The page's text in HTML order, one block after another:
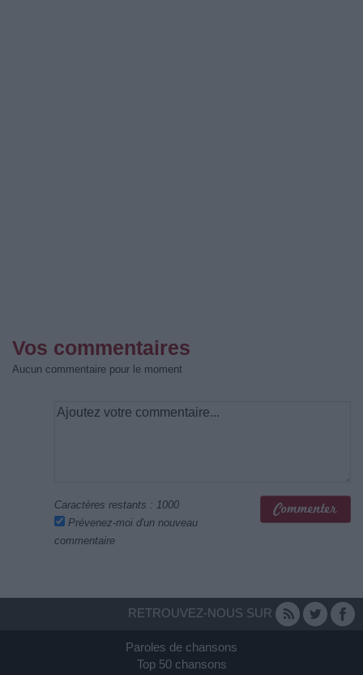
Vos commentaires
Aucun commentaire pour le moment
Caractères restants : 1000
Prévenez-moi d'un nouveau
commentaire
RETROUVEZ-NOUS SUR
Paroles de chansons
Top 50 chansons